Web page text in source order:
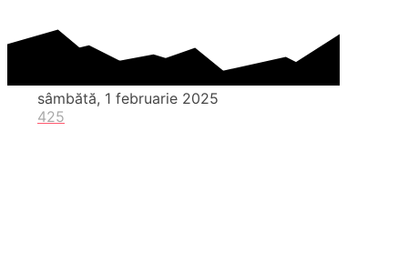
sâmbătă, 1 februarie 2025
425